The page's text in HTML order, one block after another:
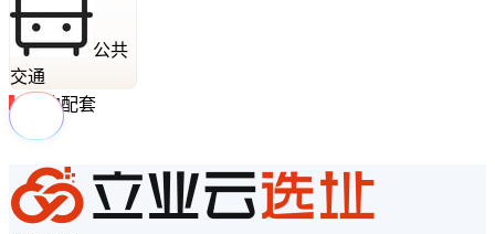
公共
交通
周边配套